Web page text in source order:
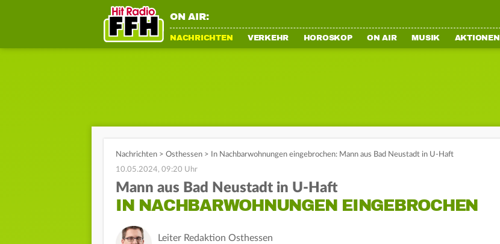
ON AIR:
NACHRICHTEN VERKEHR HOROSKOP ON AIR MUSIK AKTIONEN
Nachrichten > Osthessen >
In Nachbarwohnungen eingebrochen: Mann aus Bad Neustadt in U-Haft
10.05.2024, 09:20 Uhr
Mann aus Bad Neustadt in U-Haft
IN NACHBARWOHNUNGEN EINGEBROCHEN
Leiter Redaktion Osthessen